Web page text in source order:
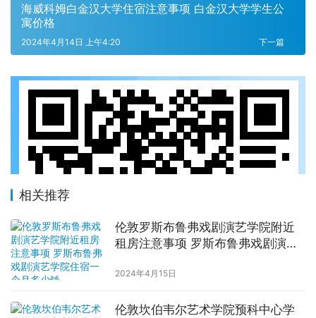
海威科姆白金汉大学住宿注意事项 白金汉大学学生公
寓价格
下一篇
2024年4月14日 上午4:20
相关推荐
伦敦罗斯布鲁弗戏剧演艺学院附近
租房注意事项 罗斯布鲁弗戏剧演艺
2024年4月15日
伦敦坎伯韦尔艺术学院预科中心学